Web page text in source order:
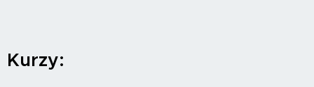
Kurzy: